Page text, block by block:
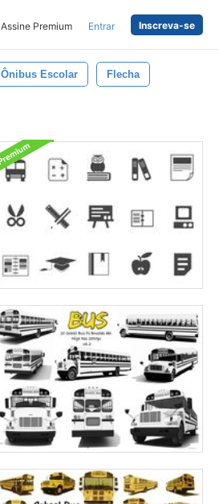
Assine Premium Entrar Inscreva-se
Ônibus Escolar Flecha